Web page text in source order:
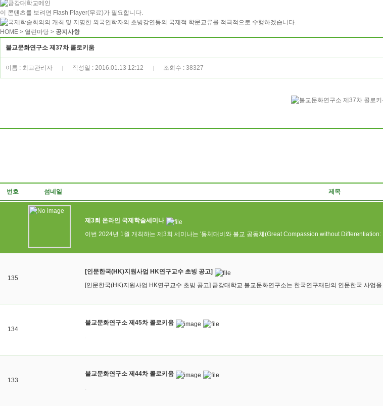
이 콘텐츠를 보려면 Flash Player(무료)가 필요합니다.
HOME > 열린마당 > 공지사항
불교문화연구소 제37차 콜로키움
이름 : 최고관리자 작성일 : 2016.01.13 12:12 조회수 : 38327
번호 섬네일 제목
제3회 온라인 국제학술세미나
이번 2024년 1월 개최하는 제3회 세미나는 '동체대비와 불교 공동체(Great Compassion without
135
[인문한국(HK)지원사업 HK연구교수 초빙 공고]
[인문한국(HK)지원사업 HK연구교수 초빙 공고] 금강대학교 불교문화연구소는 한국연구재단의 인문한국 사업
134
불교문화연구소 제45차 콜로키움
.
133
불교문화연구소 제44차 콜로키움
.